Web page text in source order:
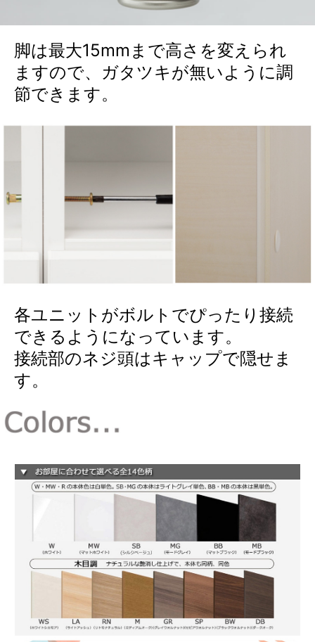
脚は最大15mmまで高さを変えられ
ますので、ガタツキが無いように調
節できます。
各ユニットがボルトでぴったり接続
できるようになっています。
接続部のネジ頭はキャップで隠せま
す。